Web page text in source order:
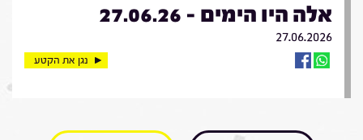
אלה היו הימים - 27.06.26
27.06.2026
נגן את הקטע